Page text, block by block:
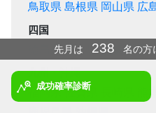
鳥取県 島根県 岡山県 広
四国
徳島県 香川県 愛媛県 高
九州・沖縄
福岡県 佐賀県 熊
先月は 238
名の方
成功確率診断